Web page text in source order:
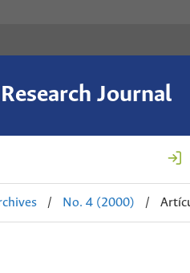
Journal
/ No. 4 (2000) /